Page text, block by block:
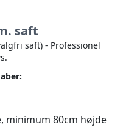
saft
saft) - Professionel
minimum 80cm højde